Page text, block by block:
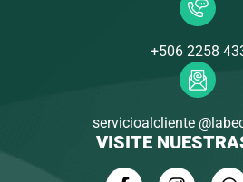
+506 2258
servicioalcliente
VISITE
F
I